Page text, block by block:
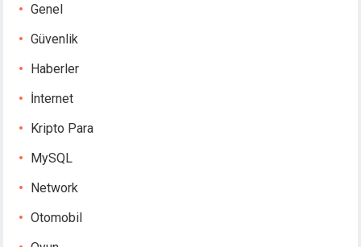
Genel
Güvenlik
Haberler
İnternet
Kripto Para
MySQL
Network
Otomobil